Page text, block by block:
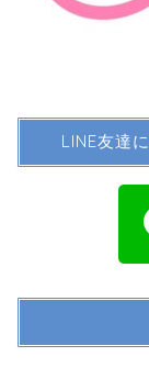
LINE友達